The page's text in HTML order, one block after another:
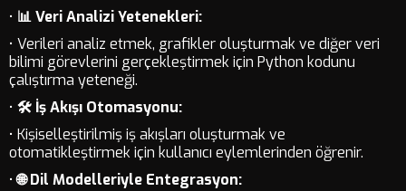
• 📊 Veri Analizi Yetenekleri:
• Verileri analiz etmek, grafikler oluşturmak ve diğer veri
bilimi görevlerini gerçekleştirmek için Python kodunu
çalıştırma yeteneği.
• 🛠️ İş Akışı Otomasyonu:
• Kişiselleştirilmiş iş akışları oluşturmak ve
otomatikleştirmek için kullanıcı eylemlerinden öğrenir.
•🌐 Dil Modelleriyle Entegrasyon: